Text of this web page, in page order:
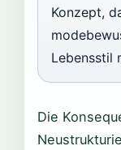
Konzept,
Lebensstil
Die